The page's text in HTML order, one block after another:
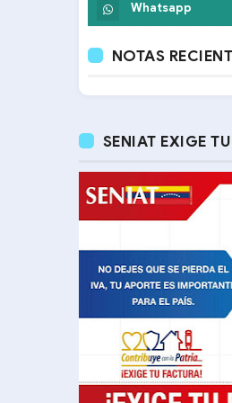
Whatsapp
NOTAS
SENIAT EXIGE